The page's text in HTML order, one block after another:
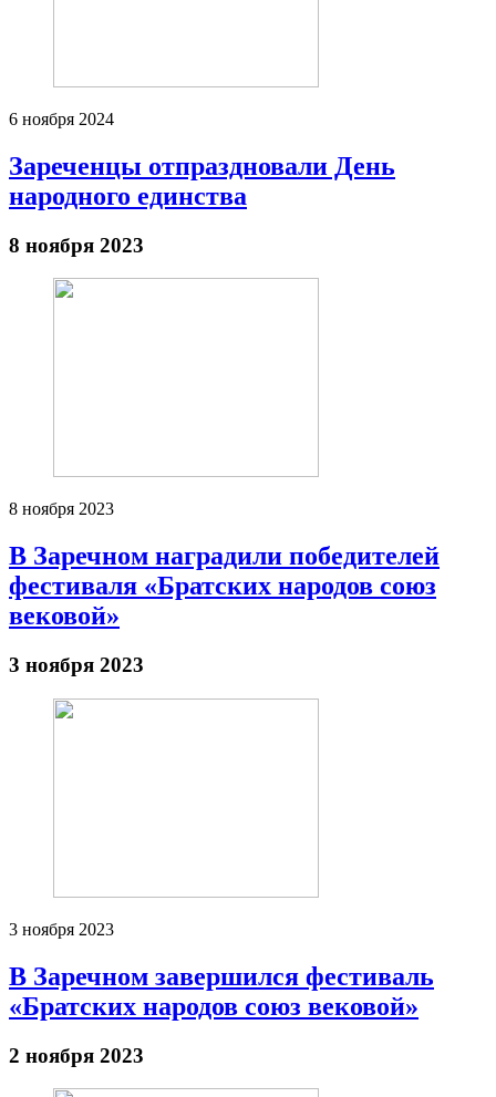
6 ноября 2024
Зареченцы отпраздновали День
народного единства
8 ноября 2023
8 ноября 2023
В Заречном наградили победителей
фестиваля «Братских народов союз
вековой»
3 ноября 2023
3 ноября 2023
В Заречном завершился фестиваль
«Братских народов союз вековой»
2 ноября 2023